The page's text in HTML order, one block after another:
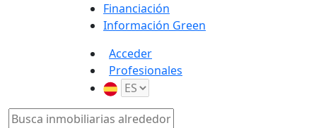
Financiación
Información Green
Acceder
Profesionales